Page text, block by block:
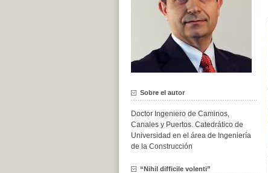
Sobre el autor
Doctor Ingeniero de Caminos,
Canales y Puertos. Catedrático de
Universidad en el área de Ingeniería
de la Construcción
“Nihil difficile volenti”